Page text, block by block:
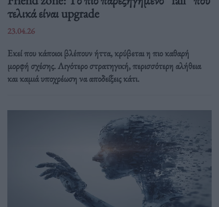
τελικά είναι upgrade
23.04.26
Εκεί που κάποιοι βλέπουν ήττα, κρύβεται η πιο καθαρή
μορφή σχέσης. Λιγότερο στρατηγική, περισσότερη αλήθεια
και καμιά υποχρέωση να αποδείξεις κάτι.